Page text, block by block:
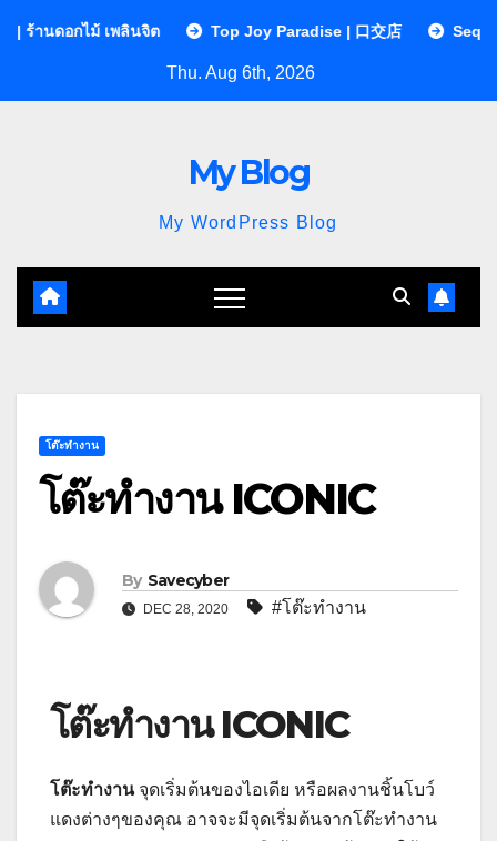
พลินจิต Top Joy Paradise | 口交店 Sequences Clinic
Thu. Aug 6th, 2026
My Blog
My WordPress Blog
โต๊ะทำงาน
โต๊ะทำงาน ICONIC
By Savecyber
DEC 28, 2020 #โต๊ะทำงาน
โต๊ะทำงาน ICONIC
โต๊ะทำงานจุดเริ่มต้นของไอเดีย หรือผลงานชิ้นโบว์
แดงต่างๆของคุณ อาจจะมีจุดเริ่มต้นจากโต๊ะทำงาน